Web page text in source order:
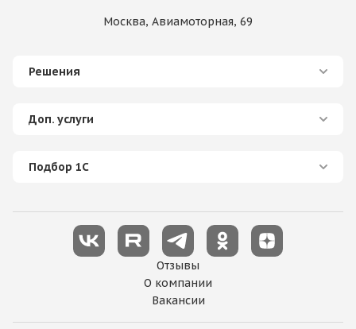
Москва, Авиамоторная, 69
Решения
Доп. услуги
Подбор 1С
О компании
Отзывы
Вакансии